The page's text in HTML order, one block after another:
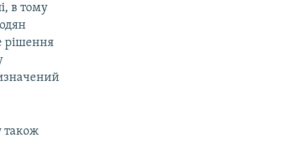
в тому
рішення
також